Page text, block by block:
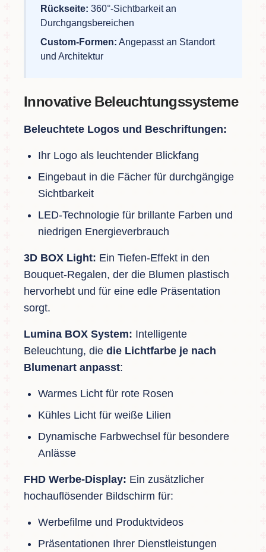
Rückseite: 360°-Sichtbarkeit an
Durchgangsbereichen
Custom-Formen: Angepasst an Standort
und Architektur
Innovative Beleuchtungssysteme
Beleuchtete Logos und Beschriftungen:
Ihr Logo als leuchtender Blickfang
Eingebaut in die Fächer für durchgängige
Sichtbarkeit
LED-Technologie für brillante Farben und
niedrigen Energieverbrauch
3D BOX Light: Ein Tiefen-Effekt in den
Bouquet-Regalen, der die Blumen plastisch
hervorhebt und für eine edle Präsentation
sorgt.
Lumina BOX System: Intelligente
Beleuchtung, die die Lichtfarbe je nach
Blumenart anpasst:
Warmes Licht für rote Rosen
Kühles Licht für weiße Lilien
Dynamische Farbwechsel für besondere
Anlässe
FHD Werbe-Display: Ein zusätzlicher
hochauflösender Bildschirm für:
Werbefilme und Produktvideos
Präsentationen Ihrer Dienstleistungen